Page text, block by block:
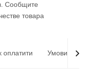
Сообщите
товара
оплатити Умови